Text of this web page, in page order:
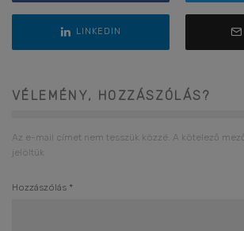
LINKEDIN
VÉLEMÉNY, HOZZÁSZÓLÁS?
Az e-mail címet nem tesszük közzé. A kötelező
jelöltük
Hozzászólás *